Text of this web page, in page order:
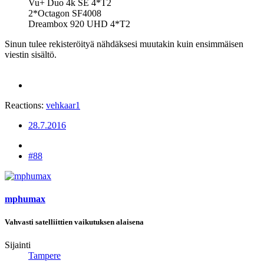
Vu+ Duo 4k SE 4*T2
2*Octagon SF4008
Dreambox 920 UHD 4*T2
Sinun tulee rekisteröityä nähdäksesi muutakin kuin ensimmäisen
viestin sisältö.
Reactions: vehkaar1
28.7.2016
#88
mphumax
Vahvasti satelliittien vaikutuksen alaisena
Sijainti
Tampere